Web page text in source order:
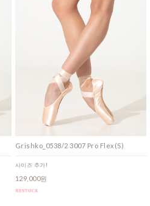
Grishko_0538/2 3007 Pro Flex(S)
사이즈 추가!
129,000원